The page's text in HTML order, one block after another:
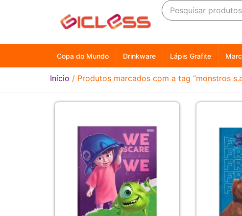
Copa do Mundo Drinkware Lápis Grafite
Início / Produtos marcados com a tag “monstros